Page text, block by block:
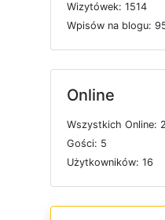
Wizytówek: 1514
Wpisów na blogu:
Online
Wszystkich Online:
Gości: 5
Użytkowników: 16